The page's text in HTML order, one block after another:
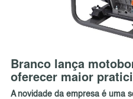
Branco lança
oferecer maior
A novidade da empresa é uma